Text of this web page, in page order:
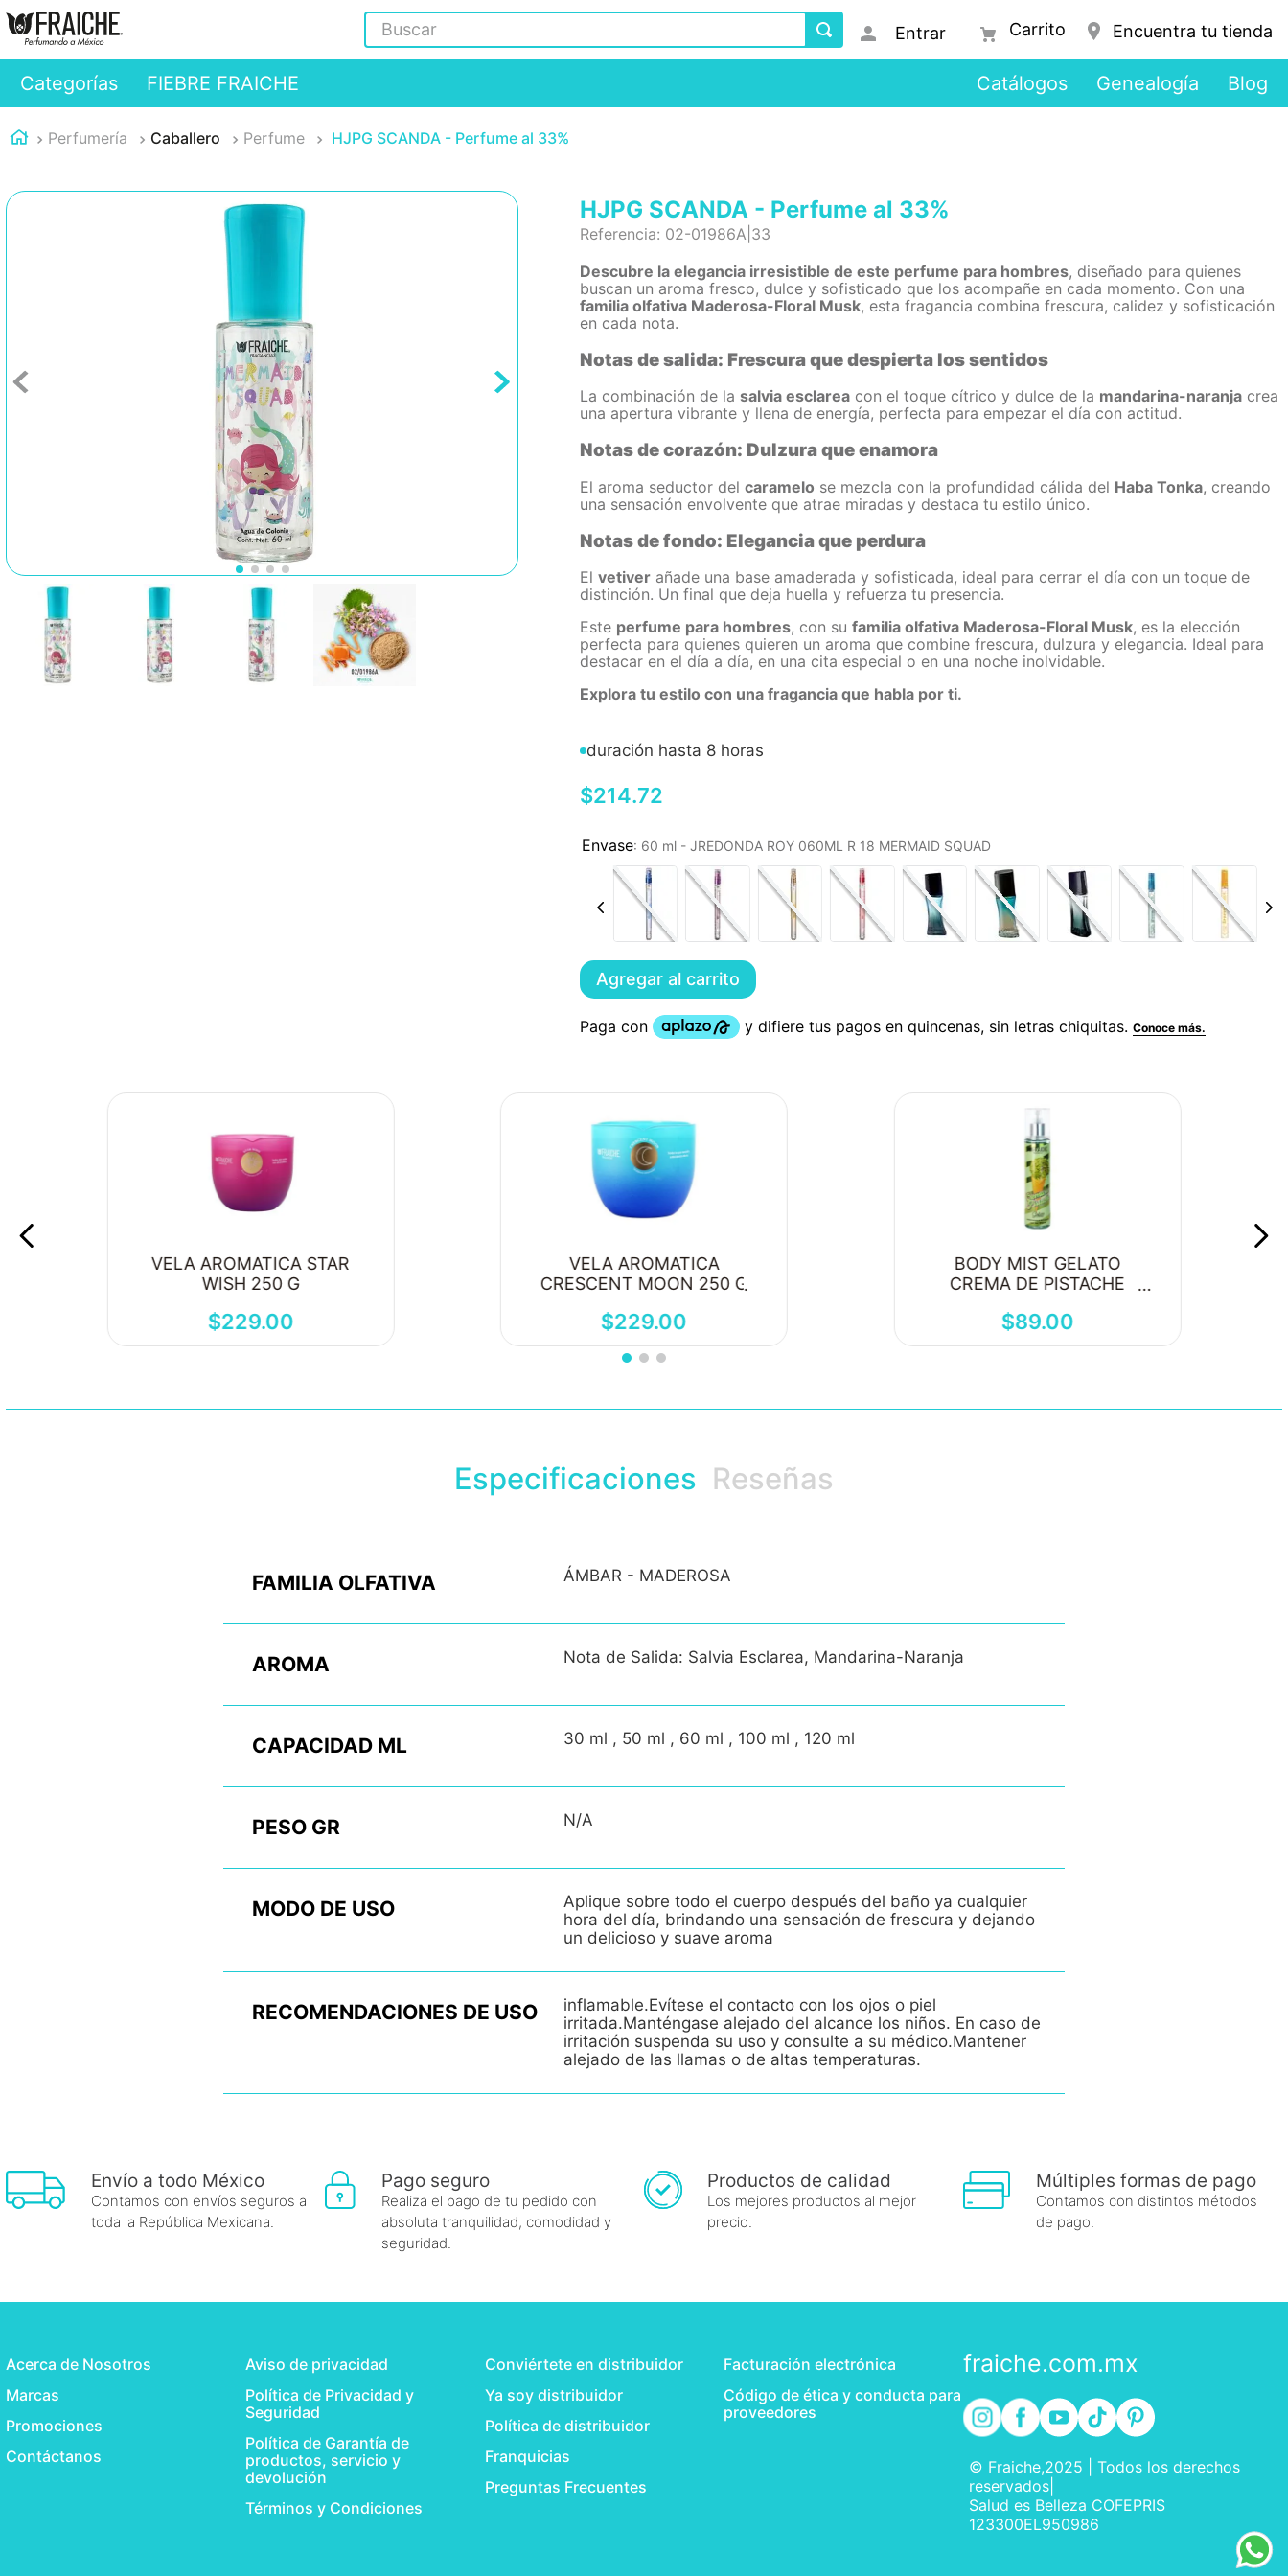
Buscar
Entrar Encuentra tu tienda
Categorías FIEBRE FRAICHE Catálogos Genealogía Blog
Perfumería Caballero Perfume HJPG SCANDA - Perfume al 33%
HJPG SCANDA - Perfume al 33%
Referencia: 02-01986A|33
Descubre la elegancia irresistible de este perfume para hombres, diseñado para quienes
buscan un aroma fresco, dulce y sofisticado que los acompañe en cada momento. Con una
familia olfativa Maderosa-Floral Musk, esta fragancia combina frescura, calidez y sofisticación
en cada nota.
Notas de salida: Frescura que despierta los sentidos
La combinación de lasalvia esclarea con el toque cítrico y dulce de la mandarina-naranja crea
una apertura vibrante y llena de energía, perfecta para empezar el día con actitud.
Notas de corazón: Dulzura que enamora
El aroma seductor delcaramelo se mezcla con la profundidad cálida del Haba Tonka, creando
una sensación envolvente que atrae miradas y destaca tu estilo único.
Notas de fondo: Elegancia que perdura
Elvetiver añade una base amaderada y sofisticada, ideal para cerrar el día con un toque de
distinción. Un final que deja huella y refuerza tu presencia.
Este perfume para hombres, con sufamilia olfativa Maderosa-Floral Musk, es la elección
perfecta para quienes quieren un aroma que combine frescura, dulzura y elegancia. Ideal para
destacar en el día a día, en una cita especial o en una noche inolvidable.
Explora tu estilo con una fragancia que habla por ti.
duración hasta 8 horas
$214.72
: 60 ml - JREDONDA ROY 060ML R 18 MERMAID SQUAD
Agregar al carrito
VELA AROMATICA STAR
WISH 250 G
$229.00
VELA AROMATICA
CRESCENT MOON 250 G
$229.00
BODY MIST GELATO
CREMA DE PISTACHE
$89.00
Especificaciones Reseñas
FAMILIA OLFATIVA ÁMBAR - MADEROSA
AROMA Nota de Salida: Salvia Esclarea, Mandarina-Naranja
CAPACIDAD ML 30 ml , 50 ml , 60 ml , 100 ml , 120 ml
PESO GR N/A
MODO DE USO
Aplique sobre todo el cuerpo después del baño ya cualquier
hora del día, brindando una sensación de frescura y dejando
un delicioso y suave aroma
RECOMENDACIONES DE USO
inflamable.Evítese el contacto con los ojos o piel
irritada.Manténgase alejado del alcance los niños. En caso de
irritación suspenda su uso y consulte a su médico.Mantener
alejado de las llamas o de altas temperaturas.
Envío a todo México
Contamos con envíos seguros a
toda la República Mexicana.
Pago seguro
Realiza el pago de tu pedido con
absoluta tranquilidad, comodidad y
seguridad.
Productos de calidad
Los mejores productos al mejor
precio.
Múltiples formas de pago
Contamos con distintos métodos
de pago.
Acerca de Nosotros
Marcas
Promociones
Contáctanos
Aviso de privacidad
Política de Privacidad y
Seguridad
Política de Garantía de
productos, servicio y
devolución
Términos y Condiciones
Conviértete en distribuidor
Ya soy distribuidor
Política de distribuidor
Franquicias
Preguntas Frecuentes
Facturación electrónica
Código de ética y conducta para
proveedores
fraiche.com.mx
© Fraiche,2025 | Todos los derechos
reservados|
Salud es Belleza COFEPRIS
123300EL950986